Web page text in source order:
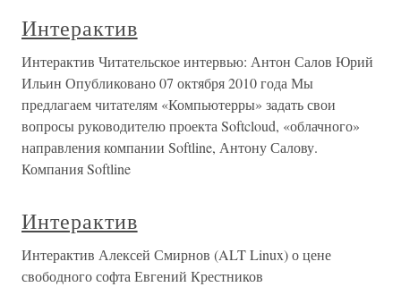
Интерактив
Интерактив Читательское интервью: Антон Салов Юрий
Ильин Опубликовано 07 октября 2010 года Мы
предлагаем читателям «Компьютерры» задать свои
вопросы руководителю проекта Softcloud, «облачного»
направления компании Softline, Антону Салову.
Компания Softline
Интерактив
Интерактив Алексей Смирнов (ALT Linux) о цене
свободного софта Евгений Крестников